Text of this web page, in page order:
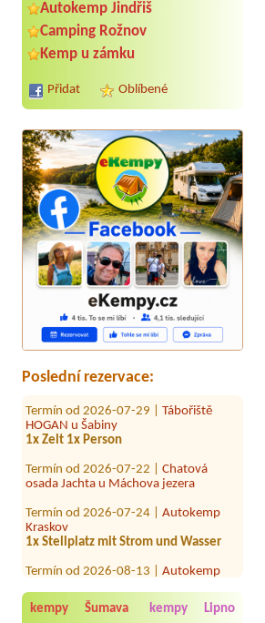
Autokemp Jindřiš
Camping Rožnov
Kemp u zámku
Přidat Oblíbené
Poslední rezervace:
Termín od 2026-07-30 |Kemp
Sluníčko
2x 4L chatka
Termín od 2026-07-26 |Autokemp
CHABAŘOVICE
1Stellplatz (Camper +Auto) mit Strom
1x Zelt 1x Person
Termín od 2026-07-22 |
osada Jachta u Máchova jezera
Termín od 2026-07-24 |Autokemp
1x Stellplatz mit Strom und Wasser
Termín od 2026-08-13 |Autokemp
Termín od 2026-07-28 |Kemp Horka
1 stan pro 2 dospělí a 2 děti
kempy Šumava
kempy Lipno